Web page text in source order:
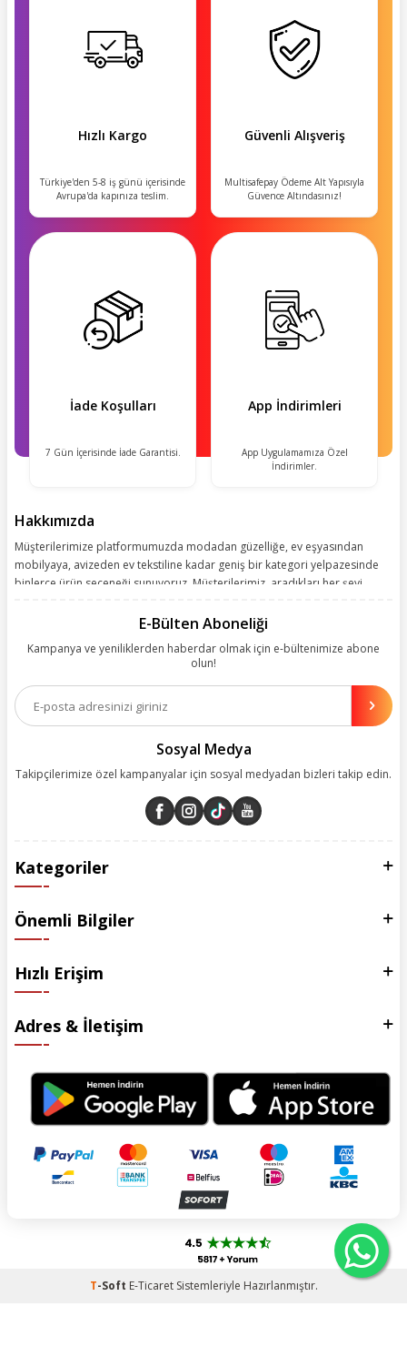
Hızlı Kargo
Türkiye'den 5-8 iş günü içerisinde
Avrupa'da kapınıza teslim.
Güvenli Alışveriş
Multisafepay Ödeme Alt Yapısıyla
Güvence Altındasınız!
İade Koşulları
7 Gün İçerisinde İade Garantisi.
App İndirimleri
App Uygulamamıza Özel
İndirimler.
Hakkımızda
Müşterilerimize platformumuzda modadan güzelliğe, ev eşyasından
mobilyaya, avizeden ev tekstiline kadar geniş bir kategori yelpazesinde
binlerce ürün seçeneği sunuyoruz. Müşterilerimiz, aradıkları her şeyi
kolay, kusursuz ve keyifli bir alışveriş yolculuğu sunarken deneyiminize
olanakları sunuyoruz. Çalışmalarımızı müşterilerimizin memnuniyetini
esas alarak yürütüyoruz.
E-Bülten Aboneliği
Kampanya ve yeniliklerden haberdar olmak için e-bültenimize abone
olun!
Sosyal Medya
Takipçilerimize özel kampanyalar için sosyal medyadan bizleri takip edin.
Kategoriler
Önemli Bilgiler
Hızlı Erişim
Adres & İletişim
T-Soft E-TicaretSistemleriyle Hazırlanmıştır.